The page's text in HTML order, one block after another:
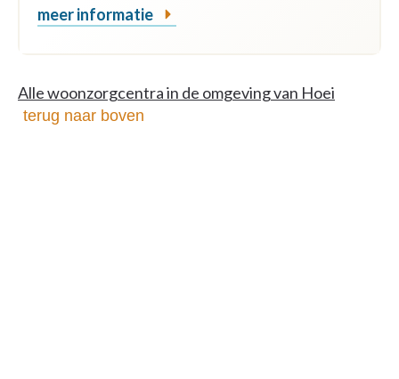
meer informatie
Alle woonzorgcentra in de omgeving van Hoei
terug naar boven